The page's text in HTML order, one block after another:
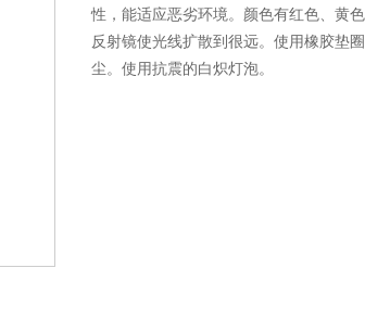
性，能适应恶劣环境。颜色有红色、黄
反射镜使光线扩散到很远。使用橡胶垫
尘。使用抗震的白炽灯泡。